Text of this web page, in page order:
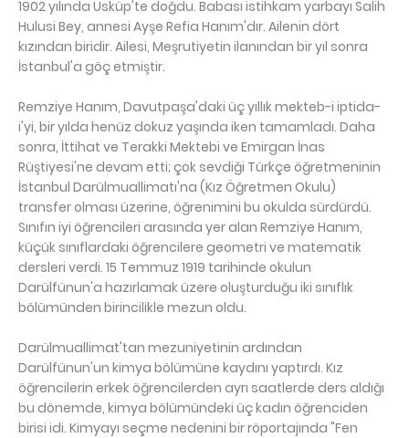
1902 yılında Üsküp'te doğdu. Babası istihkam yarbayı Salih
Hulusi Bey, annesi Ayşe Refia Hanım'dır. Ailenin dört
kızından biridir. Ailesi, Meşrutiyetin ilanından bir yıl sonra
İstanbul'a göç etmiştir.
Remziye Hanım, Davutpaşa'daki üç yıllık mekteb-i iptida-
i'yi, bir yılda henüz dokuz yaşında iken tamamladı. Daha
sonra, İttihat ve Terakki Mektebi ve Emirgan İnas
Rüştiyesi'ne devam etti; çok sevdiği Türkçe öğretmeninin
İstanbul Darülmuallimatı'na (Kız Öğretmen Okulu)
transfer olması üzerine, öğrenimini bu okulda sürdürdü.
Sınıfın iyi öğrencileri arasında yer alan Remziye Hanım,
küçük sınıflardaki öğrencilere geometri ve matematik
dersleri verdi. 15 Temmuz 1919 tarihinde okulun
Darülfünun'a hazırlamak üzere oluşturduğu iki sınıflık
bölümünden birincilikle mezun oldu.
Darülmuallimat'tan mezuniyetinin ardından
Darülfünun'un kimya bölümüne kaydını yaptırdı. Kız
öğrencilerin erkek öğrencilerden ayrı saatlerde ders aldığı
bu dönemde, kimya bölümündeki üç kadın öğrenciden
birisi idi. Kimyayı seçme nedenini bir röportajında "Fen